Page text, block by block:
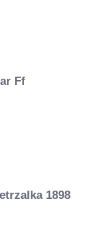
Ff
1898